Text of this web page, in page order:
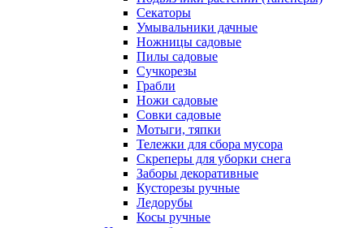
Секаторы
Умывальники дачные
Ножницы садовые
Пилы садовые
Сучкорезы
Грабли
Ножи садовые
Совки садовые
Мотыги, тяпки
Тележки для сбора мусора
Скреперы для уборки снега
Заборы декоративные
Кусторезы ручные
Ледорубы
Косы ручные